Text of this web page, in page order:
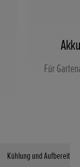
Für
Kühlung und Aufbereitung